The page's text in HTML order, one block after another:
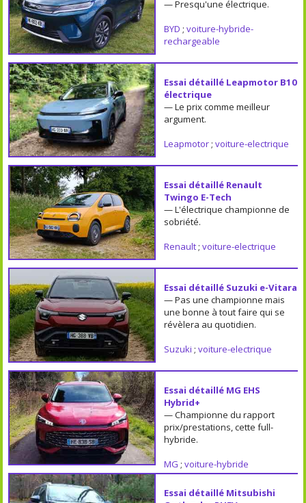
— Presqu'une électrique.
BYD ; voiture-hybride-
rechargeable
Essai détaillé Leapmotor B10
électrique
— Le prix comme meilleur
argument.
Leapmotor; voiture-electrique
Essai détaillé Renault
Twingo E-Tech
— L'électrique championne de
sobriété.
Renault; voiture-electrique
Essai détaillé Suzuki e-Vitara
— Pas une championne mais
une bonne à tout faire qui se
révèlera au quotidien.
Suzuki ; voiture-electrique
Essai détaillé MG EHS
Hybrid+
— Championne du rapport
prix/prestations, cette full-
hybride.
MG ; voiture-hybride
Essai détaillé Mitsubishi